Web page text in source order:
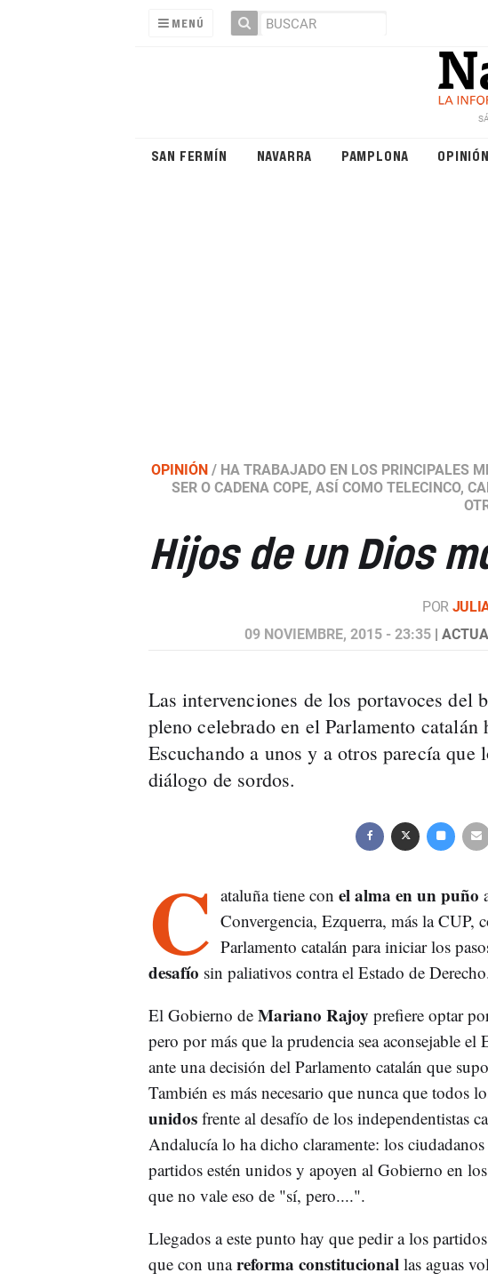
MENÚ
SAN FERMÍN NAVARRA PAMPLONA OPINIÓN
OPINIÓN / HA TRABAJADO EN LOS PRINCIPALES
SER O CADENA COPE, ASÍ COMO TELECINCO,
Hijos de un Dios
POR
09 NOVIEMBRE, 2015 - 23:35 |
Las intervenciones de los portavoces del
pleno celebrado en el Parlamento catalán
Escuchando a unos y a otros parecía
diálogo de sordos.
C ataluña tiene con el alma en un puño
Convergencia, Ezquerra, más la CUP,
Parlamento catalán para iniciar los
desafío sin paliativos contra el Estado de
El Gobierno deMariano Rajoy prefiere optar
pero por más que la prudencia sea aconsejable el
ante una decisión del Parlamento catalán que
También es más necesario que nunca que todos
unidos frente al desafío de los independentistas
Andalucía lo ha dicho claramente: los
partidos estén unidos y apoyen al Gobierno en
que no vale eso de "sí, pero....".
Llegados a este punto hay que pedir a los
que con unareforma constitucional las aguas